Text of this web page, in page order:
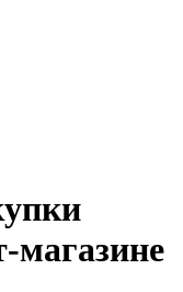
магазине